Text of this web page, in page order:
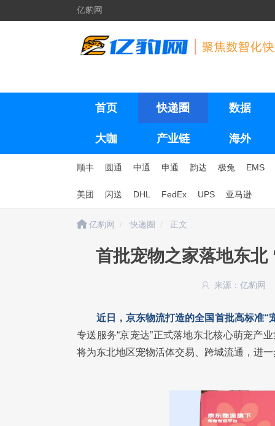
亿豹网
首页 快递圈 数据
大咖 产业链 海外
顺丰 圆通 中通 申通 韵达 极兔 EMS
美团 闪送 DHL FedEx UPS 亚马逊
亿豹网 快递圈 正文
首批宠物之家落地东北
来源：亿豹网
近日，京东物流打造的全国首批高标准“
专送服务“京宠达”正式落地东北核心萌宠产
将为东北地区宠物活体交易、跨城流通，进